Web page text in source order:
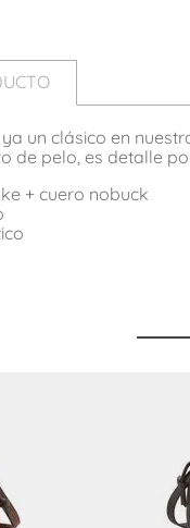
un clásico en
de pelo, es detalle
+ cuero nobuck